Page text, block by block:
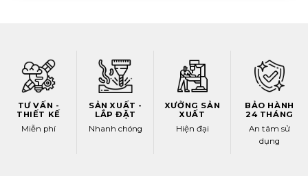
TƯ VẤN -
THIẾT KẾ
Miễn phí
SẢN XUẤT -
LẮP ĐẶT
Nhanh chóng
XƯỞNG SẢN
XUẤT
Hiện đại
BẢO HÀNH
24 THÁNG
An tâm sử
dụng